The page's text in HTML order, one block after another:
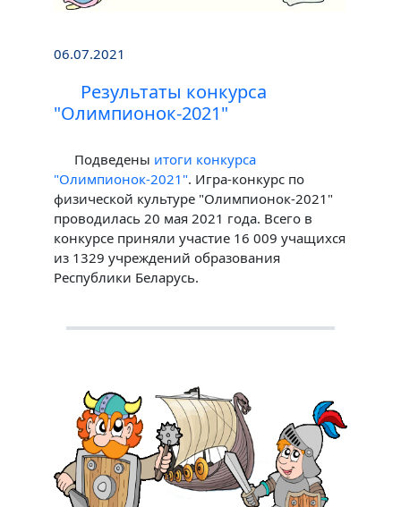
06.07.2021
Результаты конкурса
"Олимпионок-2021"
Подведены итоги конкурса
"Олимпионок-2021". Игра-конкурс по
физической культуре "Олимпионок-2021"
проводилась 20 мая 2021 года. Всего в
конкурсе приняли участие 16 009 учащихся
из 1329 учреждений образования
Республики Беларусь.